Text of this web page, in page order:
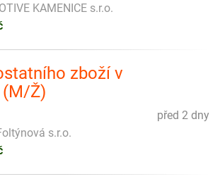
KAMENICE s.r.o.
zboží v
Ž)
před 2 dny
s.r.o.